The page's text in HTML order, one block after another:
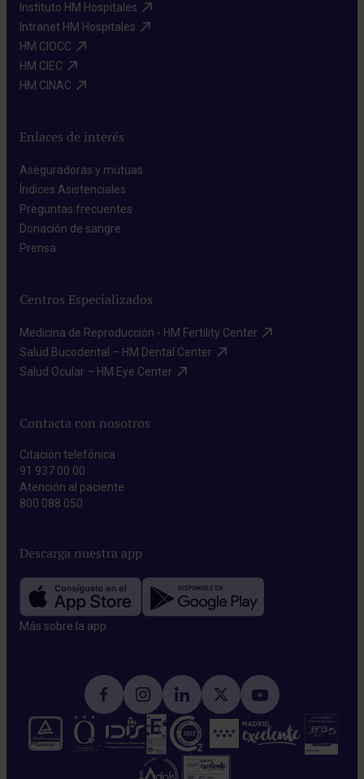
Instituto HM Hospitales​
Intranet HM Hospitales​
HM CIOCC​
HM CIEC​
HM CINAC​
Enlaces de interés
Aseguradoras y mutuas​
Índices Asistenciales​
Preguntas frecuentes​
Donación de sangre​
Prensa​
Centros Especializados
Medicina de Reproducción - HM Fertility Center​
Salud Bucodental – HM Dental Center​
Salud Ocular – HM Eye Center​
Contacta con nosotros
Citación telefónica
91 937 00 00
Atención al paciente
800 088 050
Descarga nuestra app
Más sobre la app​